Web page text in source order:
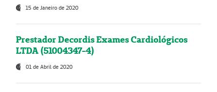
15 de Janeiro de 2020
Prestador Decordis Exames Cardiológicos
LTDA (51004347-4)
01 de Abril de 2020